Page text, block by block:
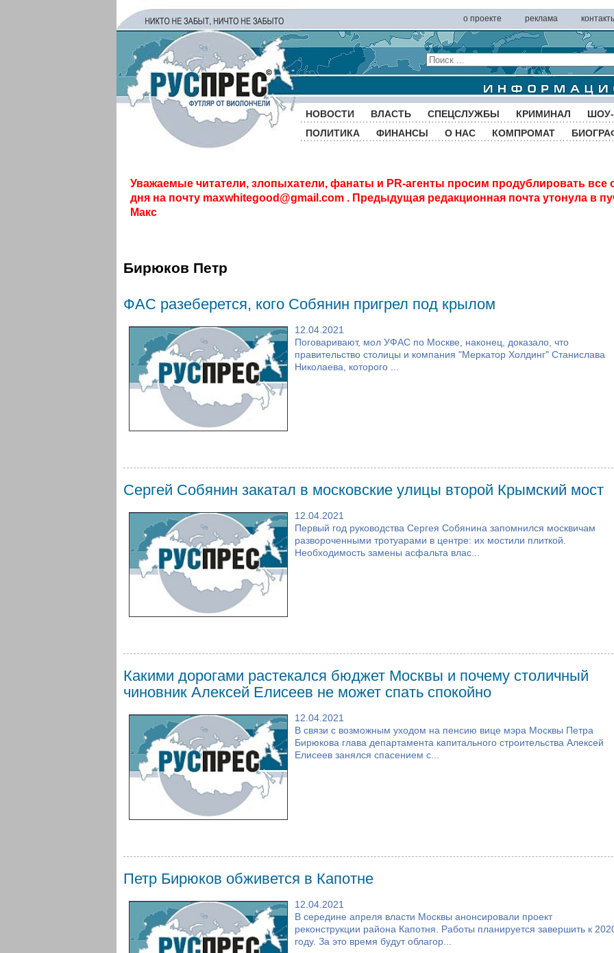
о проекте реклама
НОВОСТИ ВЛАСТЬ СПЕЦСЛУЖБЫ КРИМИНАЛ
ПОЛИТИКА
ФИНАНСЫ О НАС КОМПРОМАТ
Уважаемые читатели, злопыхатели, фанаты и PR-агенты просим продублировать все
дня на почту maxwhitegood@gmail.com . Предыдущая редакционная почта утонула в
Макс
Бирюков Петр
ФАС разеберется, кого Собянин пригрел под крылом
12.04.2021
Поговаривают, мол УФАС по Москве, наконец, доказало, что
правительство столицы и компания "Меркатор Холдинг" Станислава
Николаева, которого ...
Сергей Собянин закатал в московские улицы второй Крымский мост
12.04.2021
Первый год руководства Сергея Собянина запомнился москвичам
развороченными тротуарами в центре: их мостили плиткой.
Необходимость замены асфальта влас...
Какими дорогами растекался бюджет Москвы и почему столичный
чиновник Алексей Елисеев не может спать спокойно
12.04.2021
В связи с возможным уходом на пенсию вице мэра Москвы Петра
Бирюкова глава департамента капитального строительства Алексей
Елисеев занялся спасением с...
Петр Бирюков обживется в Капотне
12.04.2021
В середине апреля власти Москвы анонсировали проект
реконструкции района Капотня. Работы планируется завершить к
году. За это время будут облагор...